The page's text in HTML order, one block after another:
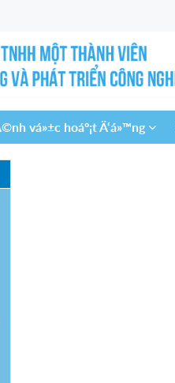
vá»±c hoáº¡t Ä‘á»™ng